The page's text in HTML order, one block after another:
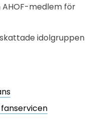
medlem för
idolgruppen